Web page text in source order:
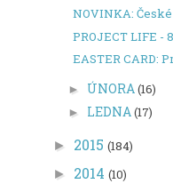
► ÚNORA (16)
► LEDNA(17)
► 2015 (184)
► 2014 (10)